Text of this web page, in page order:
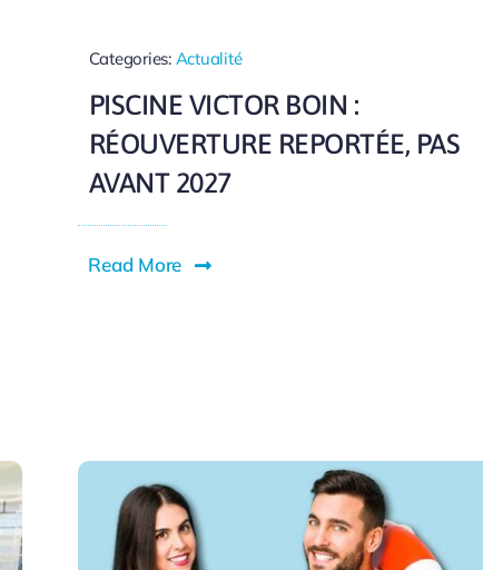
Categories: Actualité
PISCINE VICTOR BOIN :
RÉOUVERTURE REPORTÉE, PAS
AVANT 2027
Read More